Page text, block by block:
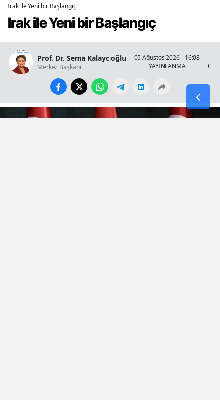
Irak ile Yeni bir Başlangıç
Irak ile Yeni bir Başlangıç
Prof. Dr. Sema Kalaycıoğlu
Merkez Başkanı
05 Ağustos 2026 - 16:08
YAYINLANMA